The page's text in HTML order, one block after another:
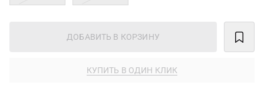
ДОБАВИТЬ В КОРЗИНУ
КУПИТЬ В ОДИН КЛИК